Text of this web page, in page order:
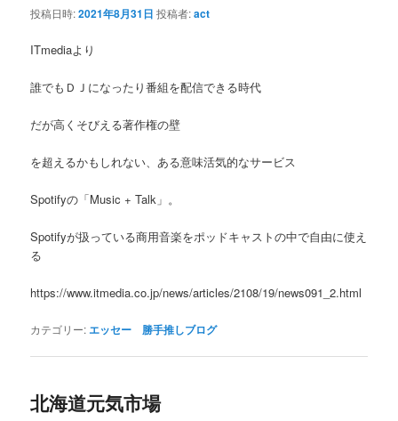
投稿日時:2021年8月31日 投稿者:act
ITmediaより
誰でもＤＪになったり番組を配信できる時代
だが高くそびえる著作権の壁
を超えるかもしれない、ある意味活気的なサービス
Spotifyの「Music + Talk」。
Spotifyが扱っている商用音楽をポッドキャストの中で自由に使え
る
https://www.itmedia.co.jp/news/articles/2108/19/news091_2.html
カテゴリー: エッセー 勝手推しブログ
北海道元気市場